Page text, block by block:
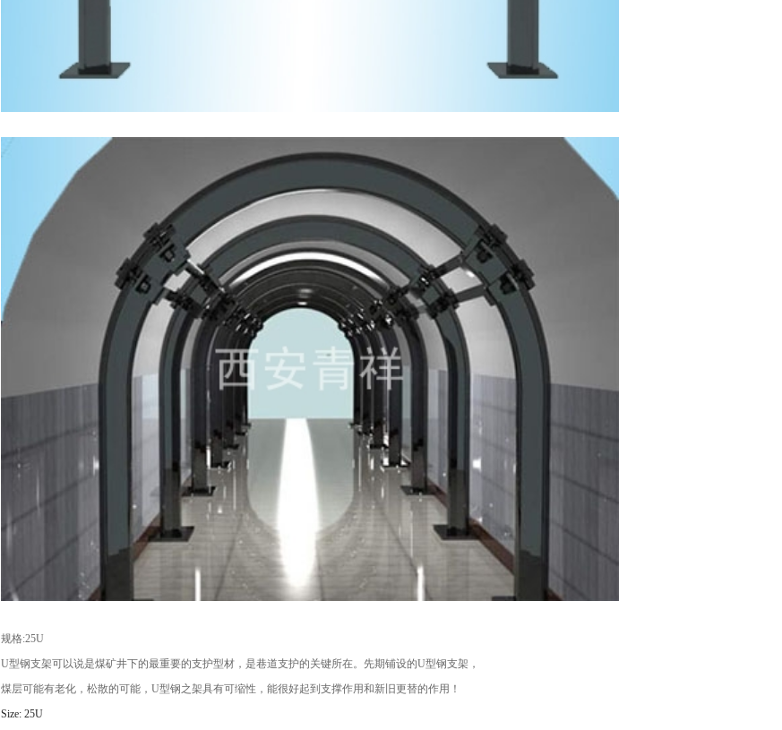
规格:25U
U型钢支架可以说是煤矿井下的最重要的支护型材，是巷道支护的关键所在。先期铺设的U型钢支架，
煤层可能有老化，松散的可能，U型钢之架具有可缩性，能很好起到支撑作用和新旧更替的作用！
Size: 25U